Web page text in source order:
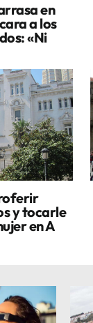
en
a los
«Ni
y tocarle
en A